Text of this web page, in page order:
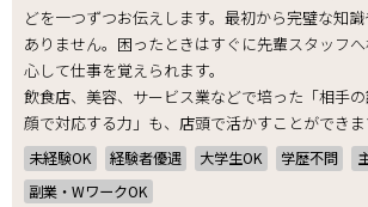
どを一つずつお伝えします。最初から完璧な知
ありません。困ったときはすぐに先輩スタッフ
心して仕事を覚えられます。
飲食店、美容、サービス業などで培った「相手
顔で対応する力」も、店頭で活かすことができま
未経験OK 経験者優遇 大学生OK 学歴不問
副業・WワークOK